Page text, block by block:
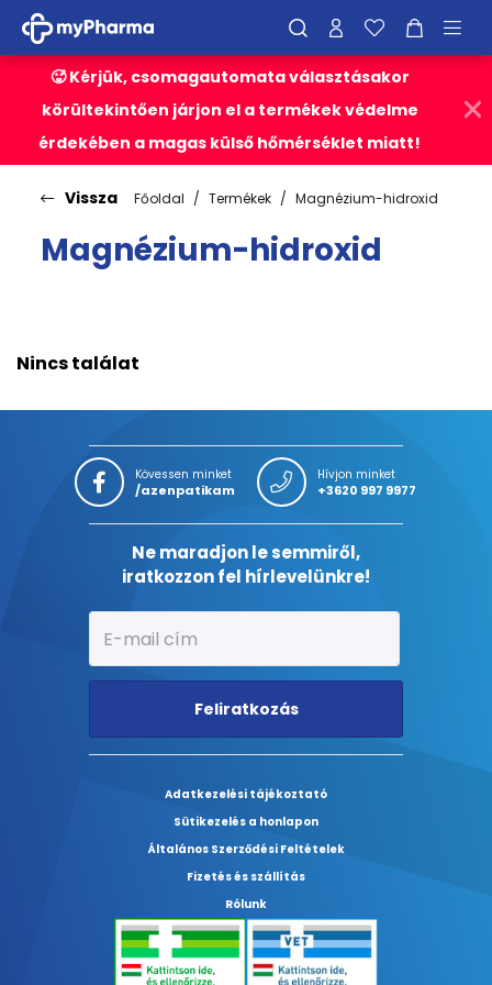
🥵 Kérjük, csomagautomata választásakor
körültekintően járjon el a termékek védelme
érdekében a magas külső hőmérséklet miatt!
Vissza Főoldal Termékek Magnézium-hidroxid
Magnézium-hidroxid
Nincs találat
Kövessen minket
/azenpatikam
Hívjon minket
+3620 997 9977
Ne maradjon le semmiről,
iratkozzon fel hírlevelünkre!
Feliratkozás
Adatkezelési tájékoztató
Sütikezelés a honlapon
Általános Szerződési Feltételek
Fizetés és szállítás
Rólunk